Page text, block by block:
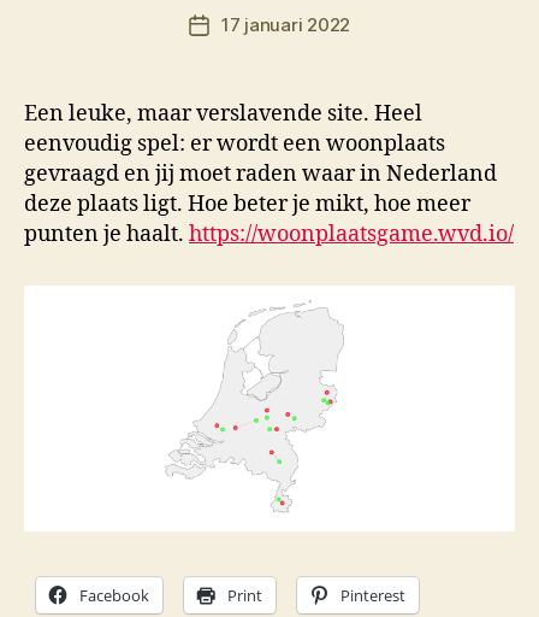
Berichtauteur
r
Berichtdatum
17 januari 2022
Een leuke, maar verslavende site. Heel
eenvoudig spel: er wordt een woonplaats
gevraagd en jij moet raden waar in Nederland
deze plaats ligt. Hoe beter je mikt, hoe meer
punten je haalt. https://woonplaatsgame.wvd.io/
Facebook Print Pinterest